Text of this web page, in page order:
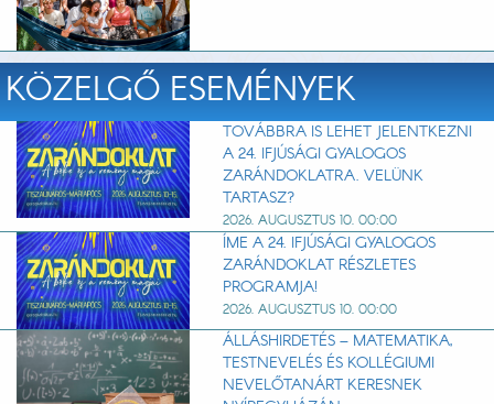
KÖZELGŐ ESEMÉNYEK
TOVÁBBRA IS LEHET JELENTKEZNI
A 24. IFJÚSÁGI GYALOGOS
ZARÁNDOKLATRA. VELÜNK
TARTASZ?
2026. AUGUSZTUS 10. 00:00
ÍME A 24. IFJÚSÁGI GYALOGOS
ZARÁNDOKLAT RÉSZLETES
PROGRAMJA!
2026. AUGUSZTUS 10. 00:00
ÁLLÁSHIRDETÉS – MATEMATIKA,
TESTNEVELÉS ÉS KOLLÉGIUMI
NEVELŐTANÁRT KERESNEK